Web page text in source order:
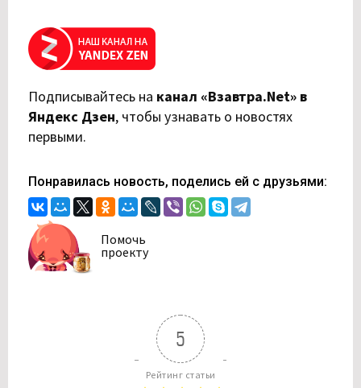
Подписывайтесь на канал «Взавтра.Net» в
Яндекс Дзен, чтобы узнавать о новостях
первыми.
Понравилась новость, поделись ей с друзьями:
Помочь
проекту
5
Рейтинг статьи